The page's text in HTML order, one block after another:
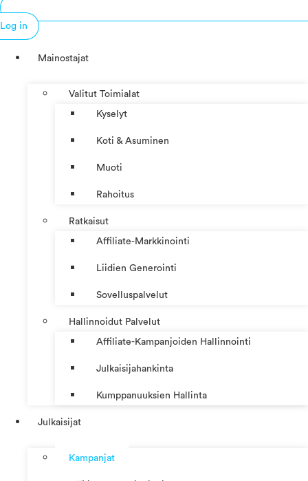
Log in
Mainostajat
Valitut Toimialat
Kyselyt
Koti & Asuminen
Muoti
Rahoitus
Ratkaisut
Affiliate-Markkinointi
Liidien Generointi
Sovelluspalvelut
Hallinnoidut Palvelut
Affiliate-Kampanjoiden Hallinnointi
Julkaisijahankinta
Kumppanuuksien Hallinta
Julkaisijat
Kampanjat